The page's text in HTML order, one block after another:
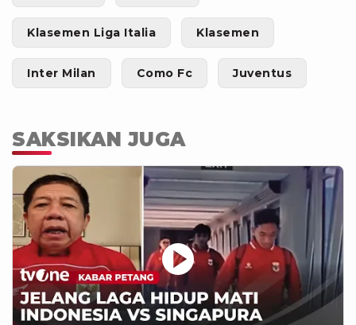
Klasemen Liga Italia Klasemen
Inter Milan Como Fc Juventus
SAKSIKAN JUGA